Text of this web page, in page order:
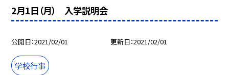
2月1日（月） 入学説明会
公開日 2021/02/01 更新日 2021/02/01
学校行事